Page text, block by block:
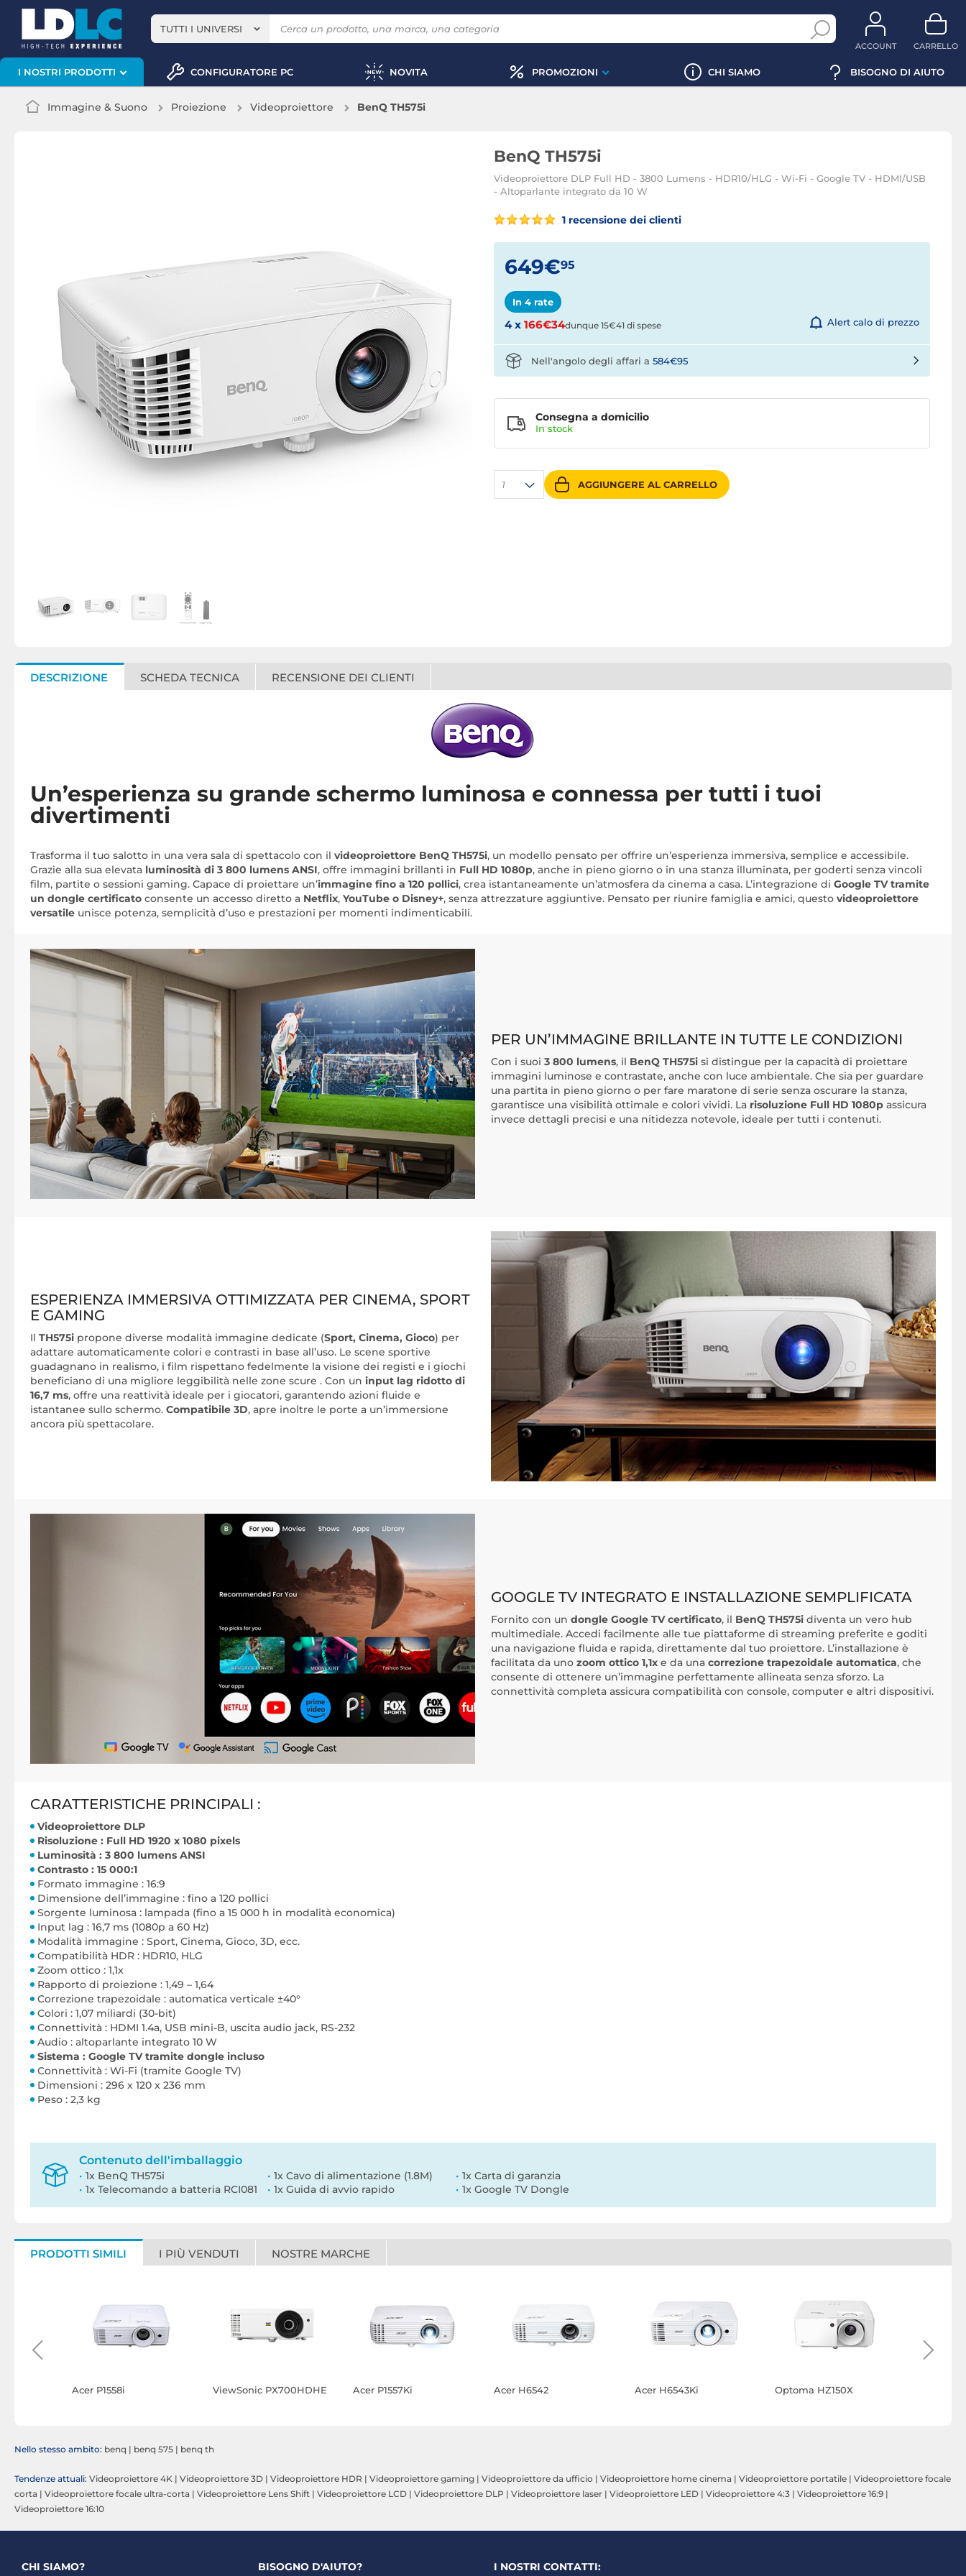
TUTTI I UNIVERSI
ACCOUNT CARRELLO
I NOSTRI PRODOTTI CONFIGURATORE PC NOVITA PROMOZIONI CHI SIAMO BISOGNO DI AIUTO
Immagine & Suono Proiezione Videoproiettore BenQ TH575i
BenQ TH575i
Videoproiettore DLP Full HD - 3800 Lumens - HDR10/HLG - Wi-Fi - Google TV - HDMI/USB
- Altoparlante integrato da 10 W
1 recensione dei clienti
649€95
In 4 rate
4 x 166€34dunque 15€41 di spese Alert calo di prezzo
1 AGGIUNGERE AL CARRELLO
Consegna a domicilio
In stock
Nell'angolo degli affari a 584€95
DESCRIZIONE SCHEDA TECNICA RECENSIONE DEI CLIENTI
Un’esperienza su grande schermo luminosa e connessa per tutti i tuoi
divertimenti
Trasforma il tuo salotto in una vera sala di spettacolo con il videoproiettore BenQ TH575i, un modello pensato per offrire un’esperienza immersiva, semplice e accessibile.
Grazie alla sua elevata luminosità di 3 800 lumens ANSI, offre immagini brillanti in Full HD 1080p, anche in pieno giorno o in una stanza illuminata, per goderti senza vincoli
film, partite o sessioni gaming. Capace di proiettare un’immagine fino a 120 pollici, crea istantaneamente un’atmosfera da cinema a casa. L’integrazione di Google TV tramite
un dongle certificato consente un accesso diretto a Netflix, YouTube o Disney+, senza attrezzature aggiuntive. Pensato per riunire famiglia e amici, questo videoproiettore
versatile unisce potenza, semplicità d’uso e prestazioni per momenti indimenticabili.
PER UN’IMMAGINE BRILLANTE IN TUTTE LE CONDIZIONI
Con i suoi 3 800 lumens, il BenQ TH575i si distingue per la capacità di proiettare
immagini luminose e contrastate, anche con luce ambientale. Che sia per guardare
una partita in pieno giorno o per fare maratone di serie senza oscurare la stanza,
garantisce una visibilità ottimale e colori vividi. La risoluzione Full HD 1080p assicura
invece dettagli precisi e una nitidezza notevole, ideale per tutti i contenuti.
ESPERIENZA IMMERSIVA OTTIMIZZATA PER CINEMA, SPORT
E GAMING
Il TH575i propone diverse modalità immagine dedicate (Sport, Cinema, Gioco) per
adattare automaticamente colori e contrasti in base all’uso. Le scene sportive
guadagnano in realismo, i film rispettano fedelmente la visione dei registi e i giochi
beneficiano di una migliore leggibilità nelle zone scure . Con un input lag ridotto di
16,7 ms, offre una reattività ideale per i giocatori, garantendo azioni fluide e
istantanee sullo schermo. Compatibile 3D, apre inoltre le porte a un’immersione
ancora più spettacolare.
GOOGLE TV INTEGRATO E INSTALLAZIONE SEMPLIFICATA
Fornito con un dongle Google TV certificato, il BenQ TH575i diventa un vero hub
multimediale. Accedi facilmente alle tue piattaforme di streaming preferite e goditi
una navigazione fluida e rapida, direttamente dal tuo proiettore. L’installazione è
facilitata da uno zoom ottico 1,1x e da una correzione trapezoidale automatica, che
consente di ottenere un’immagine perfettamente allineata senza sforzo. La
connettività completa assicura compatibilità con console, computer e altri dispositivi.
CARATTERISTICHE PRINCIPALI :
Videoproiettore DLP
Risoluzione : Full HD 1920 x 1080 pixels
Luminosità : 3 800 lumens ANSI
Contrasto : 15 000:1
Formato immagine : 16:9
Dimensione dell’immagine : fino a 120 pollici
Sorgente luminosa : lampada (fino a 15 000 h in modalità economica)
Input lag : 16,7 ms (1080p a 60 Hz)
Modalità immagine : Sport, Cinema, Gioco, 3D, ecc.
Compatibilità HDR : HDR10, HLG
Zoom ottico : 1,1x
Rapporto di proiezione : 1,49 – 1,64
Correzione trapezoidale : automatica verticale ±40°
Colori : 1,07 miliardi (30-bit)
Connettività : HDMI 1.4a, USB mini-B, uscita audio jack, RS-232
Audio : altoparlante integrato 10 W
Sistema : Google TV tramite dongle incluso
Connettività : Wi-Fi (tramite Google TV)
Dimensioni : 296 x 120 x 236 mm
Peso : 2,3 kg
Contenuto dell'imballaggio
1x BenQ TH575i
1x Telecomando a batteria RCI081
1x Cavo di alimentazione (1.8M)
1x Guida di avvio rapido
1x Carta di garanzia
1x Google TV Dongle
PRODOTTI SIMILI I PIÙ VENDUTI NOSTRE MARCHE
Acer P1558i ViewSonic PX700HDHE Acer P1557Ki Acer H6542 Acer H6543Ki Optoma HZ150X
Nello stesso ambito: benq | benq 575 | benq th
Tendenze attuali: Videoproiettore 4K | Videoproiettore 3D | Videoproiettore HDR | Videoproiettore gaming | Videoproiettore da ufficio | Videoproiettore home cinema | Videoproiettore portatile | Videoproiettore focale
corta | Videoproiettore focale ultra-corta | Videoproiettore Lens Shift | Videoproiettore LCD | Videoproiettore DLP | Videoproiettore laser | Videoproiettore LED | Videoproiettore 4:3 | Videoproiettore 16:9 |
Videoproiettore 16:10
CHI SIAMO? BISOGNO D'AIUTO? I NOSTRI CONTATTI: